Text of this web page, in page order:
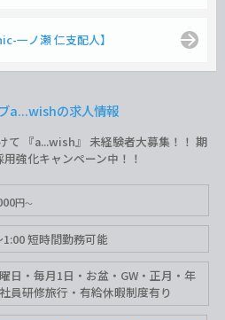
一ノ瀬 仁支配人】
a...wishの求人情報
て 『a...wish』 未経験者大募集！！ 期
強化キャンペーン中！！
円
1:00 短時間勤務可能
日・毎月1日・お盆・GW・正月・年
員研修旅行・有給休暇制度有り